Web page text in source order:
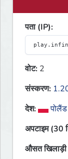
पता (IP):
वोट: 2
संस्करण:
देश:
पोलैंड
अपटाइम (30
औसत